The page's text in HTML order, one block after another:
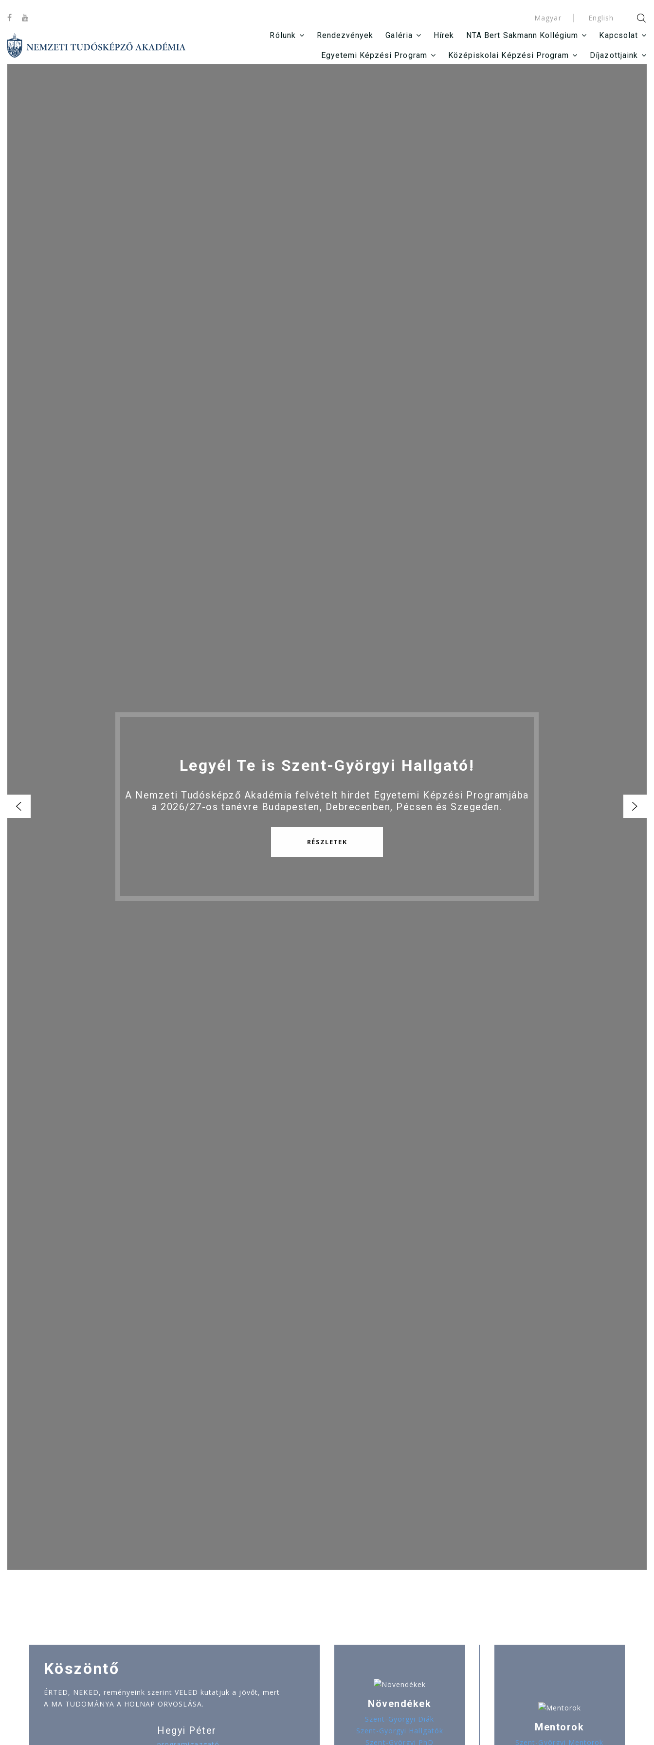
Magyar
English
Rólunk
Rendezvények Galéria Hírek NTA Bert Sakmann Kollégium Kapcsolat
Egyetemi Képzési Program Középiskolai Képzési Program Díjazottjaink
Legyél Te is Szent-Györgyi Hallgató!
A Nemzeti Tudósképző Akadémia felvételt hirdet Egyetemi Képzési Programjába
a 2026/27-os tanévre Budapesten, Debrecenben, Pécsen és Szegeden.
RÉSZLETEK
Köszöntő
ÉRTED, NEKED, reményeink szerint VELED kutatjuk a jövőt, mert
A MA TUDOMÁNYA A HOLNAP ORVOSLÁSA.
Hegyi Péter
Növendékek
Szent-Györgyi Diák
Szent-Györgyi Hallgatók
Szent-Györgyi PhD
Mentorok
Szent-Györgyi Mentorok